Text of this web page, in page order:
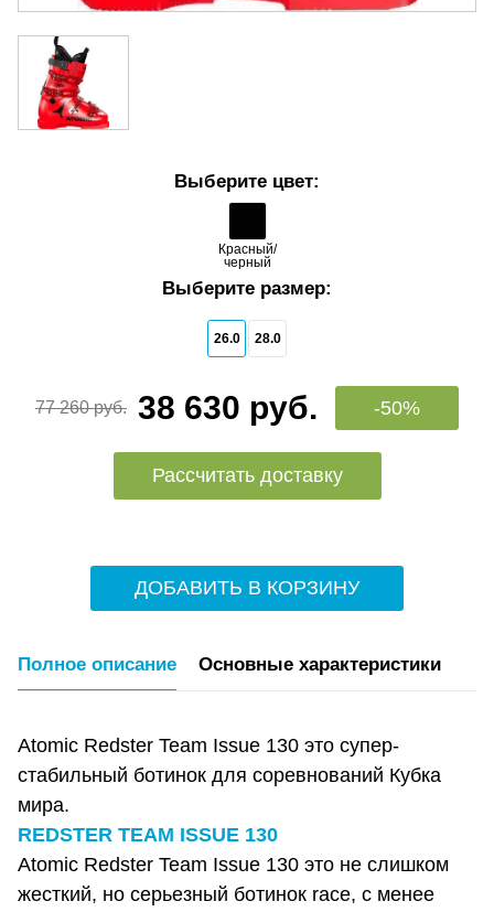
Выберите цвет:
Красный/
черный
Выберите размер:
26.0 28.0
77 260 руб. 38 630 руб. -50%
Рассчитать доставку
ДОБАВИТЬ В КОРЗИНУ
Полное описание Основные характеристики
Atomic Redster Team Issue 130 это супер-
стабильный ботинок для соревнований Кубка
мира.
REDSTER TEAM ISSUE 130
Atomic Redster Team Issue 130 это не слишком
жесткий, но серьезный ботинок race, с менее